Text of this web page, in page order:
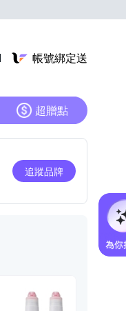
帳號綁定送
超贈點
追蹤品牌